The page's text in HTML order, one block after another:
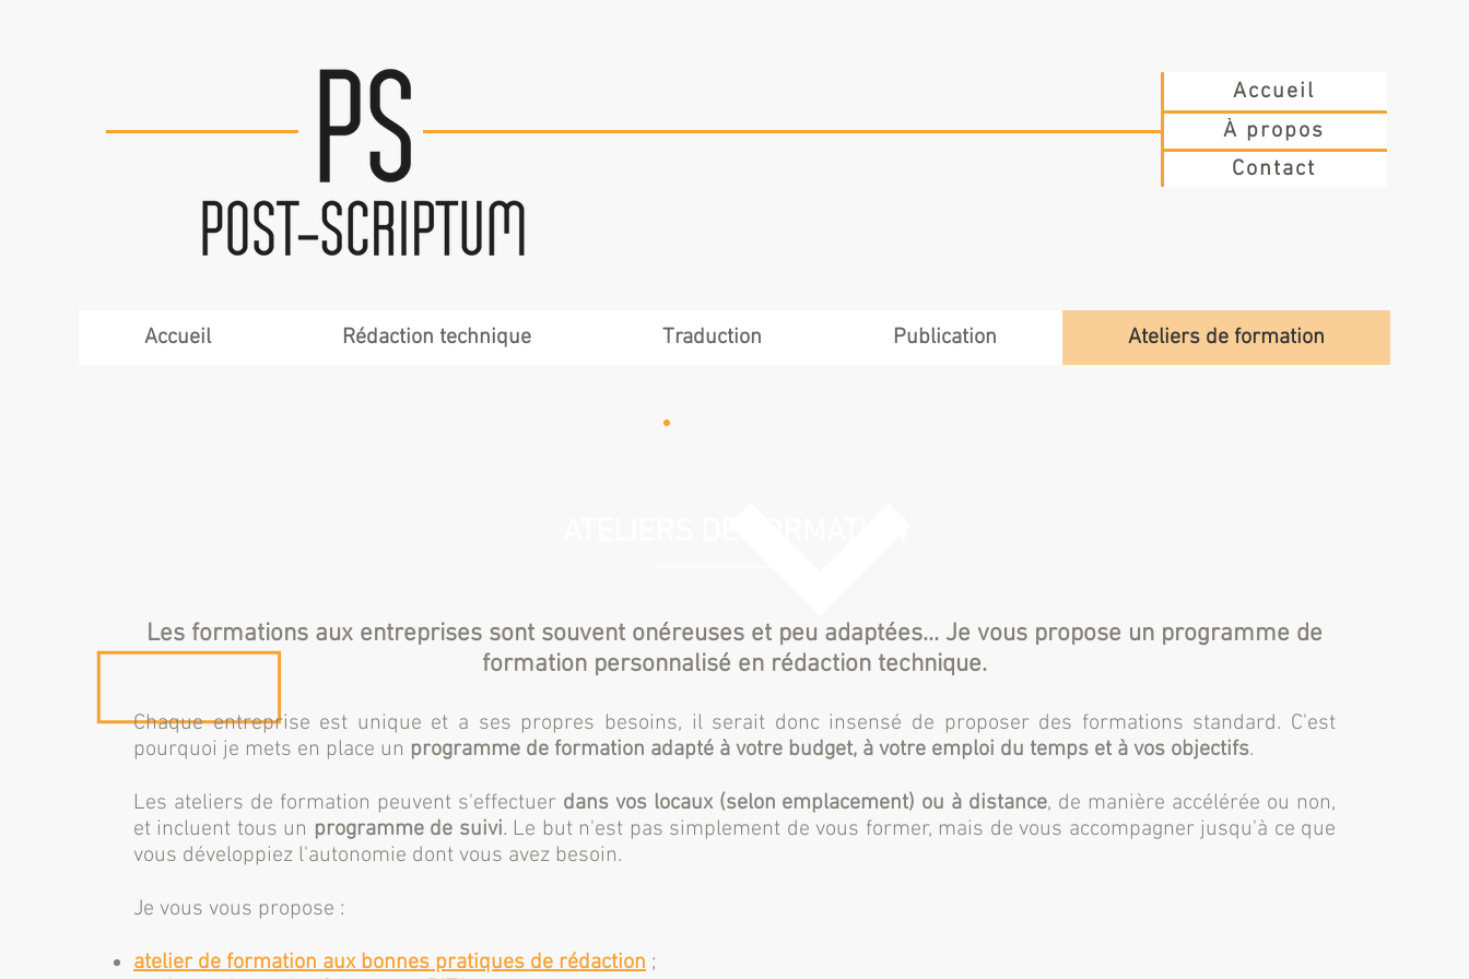
Accueil
À propos
Contact
Accueil Rédaction technique Traduction Publication Ateliers de formation
Les formations aux entreprises sont souvent onéreuses et peu adaptées... Je vous propose un programme de
formation personnalisé en rédaction technique.
Chaque entreprise est unique et a ses propres besoins, il serait donc insensé de proposer des formations standard. C'est
pourquoi je mets en place un programme de formation adapté à votre budget, à votre emploi du temps et à vos objectifs.
Les ateliers de formation peuvent s'effectuer dans vos locaux (selon emplacement) ou à distance, de manière accélérée ou non,
et incluent tous un programme de suivi. Le but n'est pas simplement de vous former, mais de vous accompagner jusqu'à ce que
vous développiez l'autonomie dont vous avez besoin.
Je vous vous propose :
atelier de formation aux bonnes pratiques de rédaction ;